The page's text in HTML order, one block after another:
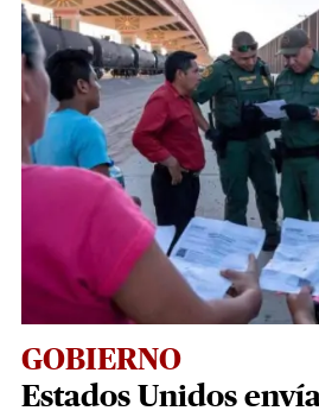
GOBIERNO
Estados Unidos